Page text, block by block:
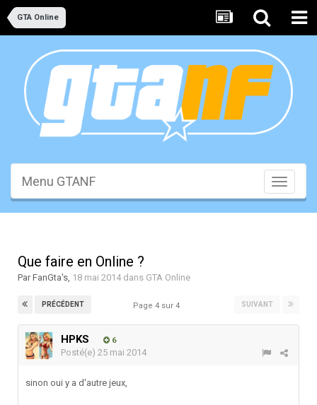
GTA Online
Toggle
Menu GTANF
Que faire en Online ?
ParFanGta's, 18 mai 2014dans GTA Online
PRÉCÉDENT SUIVANT
Page 4 sur 4
HPKS 6
Posté(e) 25 mai 2014
sinon oui y a d'autre jeux,